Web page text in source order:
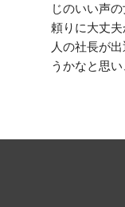
じのいい声
頼りに大丈
人の社長が
うかなと思